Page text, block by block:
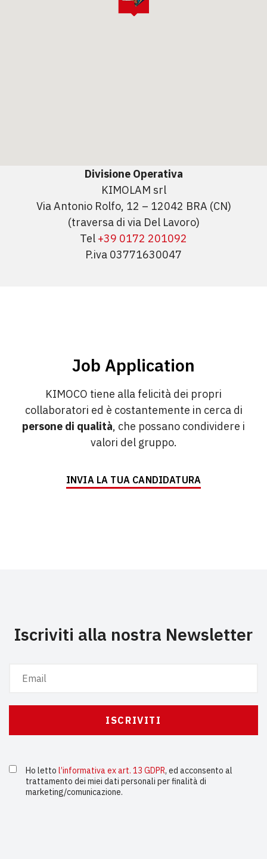
Divisione Operativa
KIMOLAM srl
Via Antonio Rolfo, 12 – 12042 BRA (CN)
(traversa di via Del Lavoro)
Tel +39 0172 201092
P.iva 03771630047
Job Application
KIMOCO tiene alla felicità dei propri
collaboratori ed è costantemente in cerca di
persone di qualità, che possano condividere i
valori del gruppo.
INVIA LA TUA CANDIDATURA
Iscriviti alla nostra Newsletter
Ho letto l’informativa ex art. 13 GDPR, ed acconsento al
trattamento dei miei dati personali per finalità di
marketing/comunicazione.